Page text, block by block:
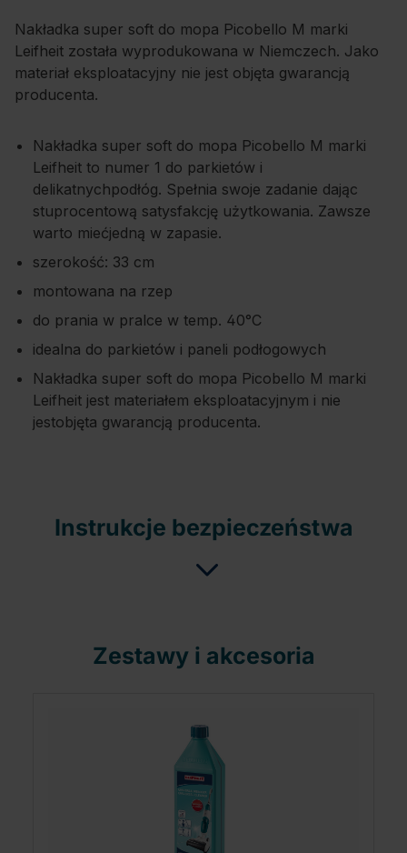
Nakładka super soft do mopa Picobello M marki
Leifheit została wyprodukowana w Niemczech. Jako
materiał eksploatacyjny nie jest objęta gwarancją
producenta.
Nakładka super soft do mopa Picobello M marki
Leifheit to numer 1 do parkietów i
delikatnychpodłóg. Spełnia swoje zadanie dając
stuprocentową satysfakcję użytkowania. Zawsze
warto miećjedną w zapasie.
szerokość: 33 cm
montowana na rzep
do prania w pralce w temp. 40°C
idealna do parkietów i paneli podłogowych
Nakładka super soft do mopa Picobello M marki
Leifheit jest materiałem eksploatacyjnym i nie
jestobjęta gwarancją producenta.
Instrukcje bezpieczeństwa
Zestawy i akcesoria